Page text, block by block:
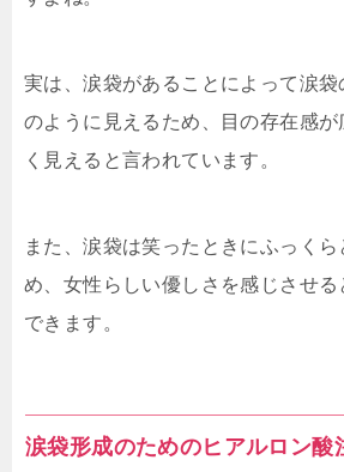
実は、涙袋があることによって涙袋
のように見えるため、目の存在感が
く見えると言われています。
また、涙袋は笑ったときにふっく
め、女性らしい優しさを感じさせ
できます。
涙袋形成のためのヒアルロン酸